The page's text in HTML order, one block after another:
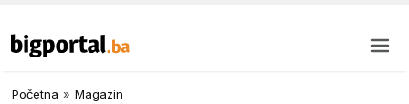
Početna » Magazin